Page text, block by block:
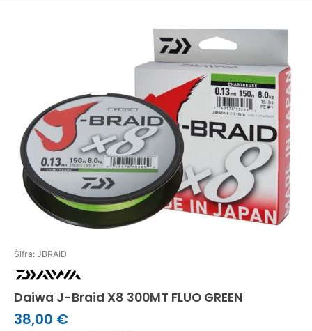
Šifra: JBRAID
Daiwa J-Braid X8 300MT FLUO GREEN
38,00 €